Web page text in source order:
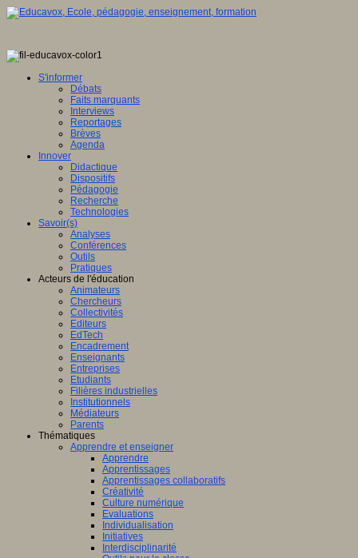
S'informer
Débats
Faits marquants
Interviews
Reportages
Brèves
Agenda
Innover
Didactique
Dispositifs
Pédagogie
Recherche
Technologies
Savoir(s)
Analyses
Conférences
Outils
Pratiques
Acteurs de l'éducation
Animateurs
Chercheurs
Collectivités
Editeurs
EdTech
Encadrement
Enseignants
Entreprises
Etudiants
Filières industrielles
Institutionnels
Médiateurs
Parents
Thématiques
Apprendre et enseigner
Apprendre
Apprentissages
Apprentissages collaboratifs
Créativité
Culture numérique
Evaluations
Individualisation
Initiatives
Interdisciplinarité